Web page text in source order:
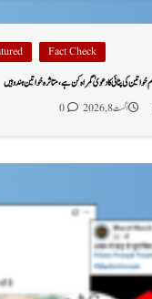
Fact Check
کی پٹائی کا دعویٰ گمراہ کن ہے، متاثرہ خواتین ہندو ہیں
اگست 8, 2026 0